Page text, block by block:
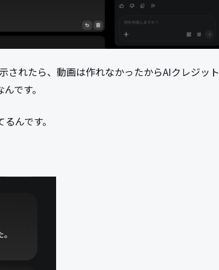
されたら、動画は作れなかったからAIクレジット
です。
んです。